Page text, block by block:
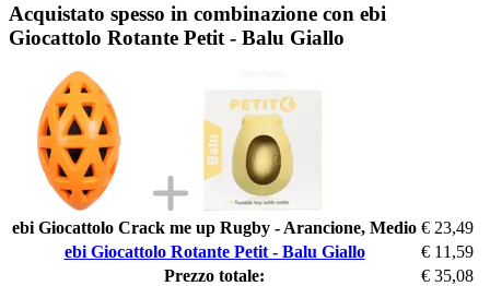
Acquistato spesso in combinazione con ebi
Giocattolo Rotante Petit - Balu Giallo
ebi Giocattolo Crack me up Rugby - Arancione, Medio € 23,49
ebi Giocattolo Rotante Petit - Balu Giallo
€ 11,59
Prezzo totale:
€ 35,08